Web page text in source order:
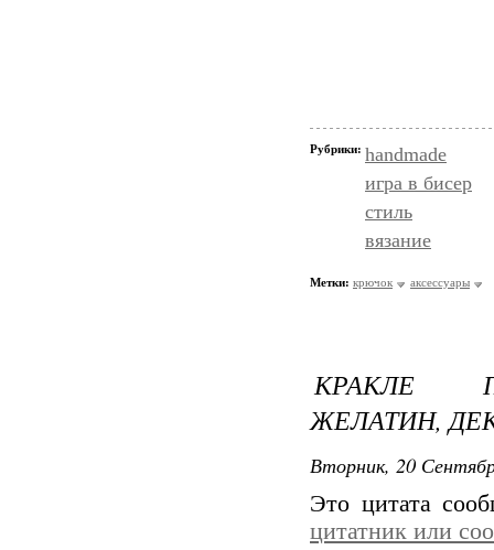
Рубрики: handmade
игра в бисер
стиль
вязание
Метки: крючок аксессуары
КРАКЛЕ
ЖЕЛАТИН,
Вторник, 20
Это цитата
цитатник или